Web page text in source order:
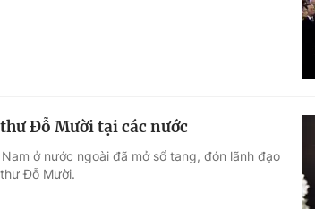
Đỗ Mười tại các nước
ở nước ngoài đã mở sổ tang, đón lãnh đạo
Đỗ Mười.